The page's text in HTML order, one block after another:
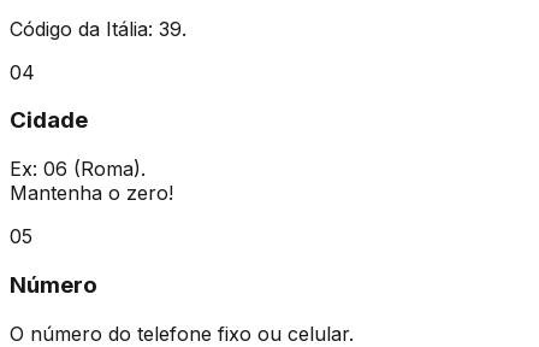
Código da Itália: 39.
04
Cidade
Ex: 06 (Roma).
Mantenha o zero!
05
Número
O número do telefone fixo ou celular.